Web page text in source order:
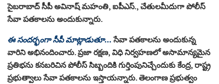
సైబరాబాద్ సీపీ అవినాష్ మహంతి, ఐపీఎస్., చేతులమీదుగా పోలీస్‌
సేవా పతకాలను అందుకున్నారు.
ఈ సందర్భంగా సీపీ మాట్లాడుతూ… సేవా పతకాలను అందుకున్న
వారిని అభినందించారు. ప్రజా రక్షణ, విధి నిర్వహణలో అసామాన్యమైన
ప్రతిభను కనబరిచిన పోలీస్ సిబ్బందికి గుర్తింపునిచ్చేందుకు కేంద్ర, రాష్ట్ర
ప్రభుత్వాలు సేవా పతకాలను ఇస్తాయన్నారు. తెలంగాణ ప్రభుత్వం